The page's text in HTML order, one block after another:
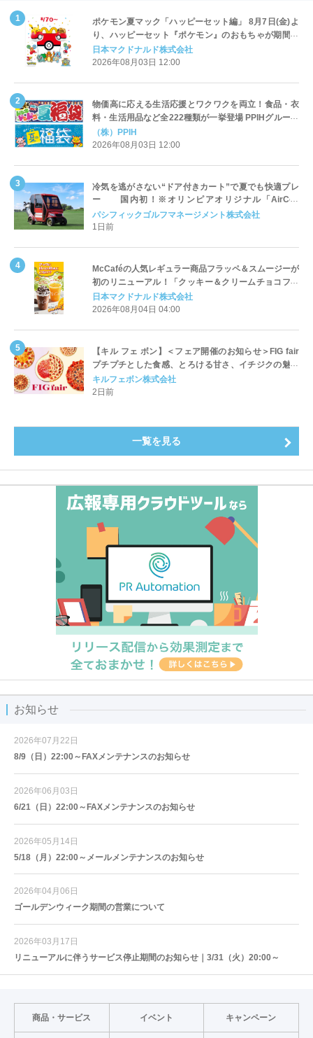
ポケモン夏マック「ハッピーセット編」 8月7日(金)よ
り、ハッピーセット『ポケモン』のおもちゃが期間限
定登場
日本マクドナルド株式会社
2026年08月03日 12:00
物価高に応える生活応援とワクワクを両立！食品・衣
料・生活用品など全222種類が一挙登場 PPIHグループ
「夏福袋」＆セール 8月6日(木)より順次スタート
（株）PPIH
2026年08月03日 12:00
冷気を逃がさない“ドア付きカート”で夏でも快適プレ
ー 国内初！※オリンピアオリジナル「AirCon
Cart（エアコンカート）」導入 | ＰＧＭ
パシフィックゴルフマネージメント株式会社
1日前
McCaféの人気レギュラー商品フラッペ＆スムージーが
初のリニューアル！「クッキー＆クリームチョコフラ
ッペ」「マンゴースムージー」8月5日（水）から販売
開始
日本マクドナルド株式会社
2026年08月04日 04:00
【キル フェ ボン】＜フェア開催のお知らせ＞FIG fair
プチプチとした食感、とろける甘さ、イチジクの魅力
をたっぷりと。新作を含め、イチジク尽くしの全4種が
登場8月20日（木）スタート
キルフェボン株式会社
2日前
一覧を見る
お知らせ
2026年07月22日
8/9（日）22:00～FAXメンテナンスのお知らせ
2026年06月03日
6/21（日）22:00～FAXメンテナンスのお知らせ
2026年05月14日
5/18（月）22:00～メールメンテナンスのお知らせ
2026年04月06日
ゴールデンウィーク期間の営業について
2026年03月17日
リニューアルに伴うサービス停止期間のお知らせ｜3/31（火）20:00～
商品・サービス イベント キャンペーン